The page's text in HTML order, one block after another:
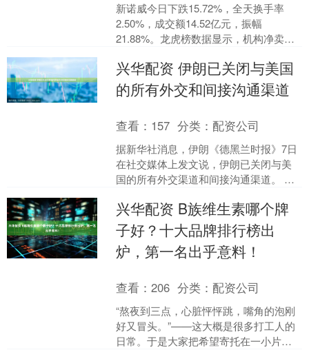
新诺威今日下跌15.72%，全天换手率
2.50%，成交额14.52亿元，振幅
21.88%。龙虎榜数据显示，机构净卖出
兴华配资 伊朗已关闭与美国
的所有外交和间接沟通渠道
查看： 157 分类：配资公司
据新华社消息，伊朗《德黑兰时报》7日
在社交媒体上发文说，伊朗已关闭与美
国的所有外交渠道和间接沟通渠道。 另
兰革命卫队航空航天....
兴华配资 B族维生素哪个牌
子好？十大品牌排行榜出
炉，第一名出乎意料！
查看：206 分类：配资公司
“熬夜到三点，心脏怦怦跳，嘴角的泡刚
好又冒头。”——这大概是很多打工人的
日常。于是大家把希望寄托在一小片维